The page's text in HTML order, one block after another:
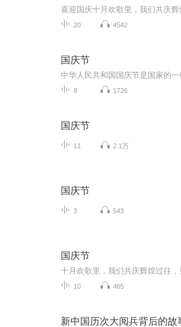
20 4542
国庆节
8 1726
国庆节
11 2.1万
国庆节
3 543
国庆节
10 465